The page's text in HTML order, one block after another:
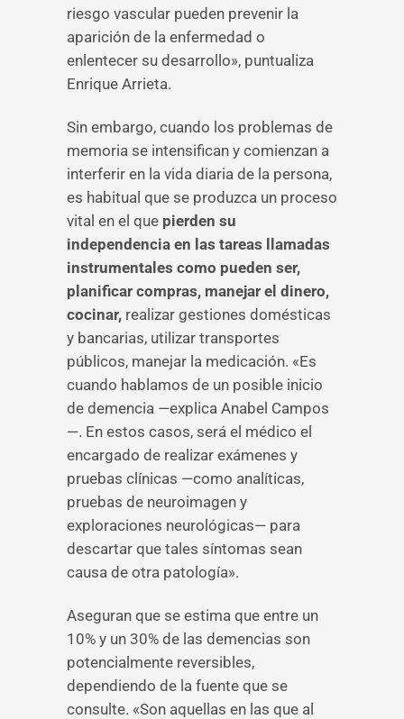
riesgo vascular pueden prevenir la
aparición de la enfermedad o
enlentecer su desarrollo», puntualiza
Enrique Arrieta.
Sin embargo, cuando los problemas de
memoria se intensifican y comienzan a
interferir en la vida diaria de la persona,
es habitual que se produzca un proceso
vital en el que pierden su
independencia en las tareas llamadas
instrumentales como pueden ser,
planificar compras, manejar el dinero,
cocinar, realizar gestiones domésticas
y bancarias, utilizar transportes
públicos, manejar la medicación. «Es
cuando hablamos de un posible inicio
de demencia —explica Anabel Campos
—. En estos casos, será el médico el
encargado de realizar exámenes y
pruebas clínicas —como analíticas,
pruebas de neuroimagen y
exploraciones neurológicas— para
descartar que tales síntomas sean
causa de otra patología».
Aseguran que se estima que entre un
10% y un 30% de las demencias son
potencialmente reversibles,
dependiendo de la fuente que se
consulte. «Son aquellas en las que al